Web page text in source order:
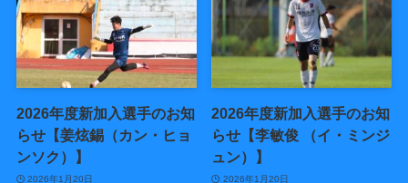
2026年度新加入選手のお知
らせ【姜炫錫（カン・ヒョ
ンソク）】
2026年1月20日
2026年度新加入選手のお知
らせ【李敏俊 （イ・ミンジ
ュン）】
2026年1月20日